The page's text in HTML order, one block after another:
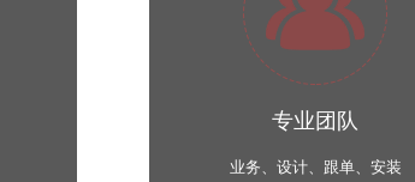
专业团队
业务、设计、跟单、安装